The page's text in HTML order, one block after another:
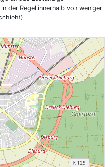
der Regel innerhalb von weniger